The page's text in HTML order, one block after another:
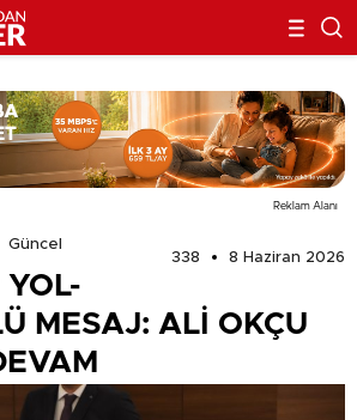
Reklam Alanı
Güncel
338
8 Haziran 2026
YOL-
MESAJ: ALİ OKÇU